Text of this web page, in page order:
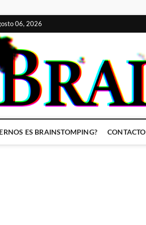
06, 2026
ES BRAINSTOMPING? CONTACTO